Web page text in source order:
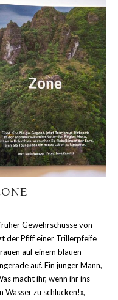
Gewehrschüsse von
der Pfiff einer Trillerpfeife
auf einem blauen
auf. Ein junger Mann,
macht ihr, wenn ihr ins
Wasser zu schlucken!»,